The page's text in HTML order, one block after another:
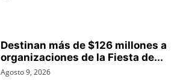
Destinan más de $126 millones a
organizaciones de la Fiesta de...
Agosto 9, 2026